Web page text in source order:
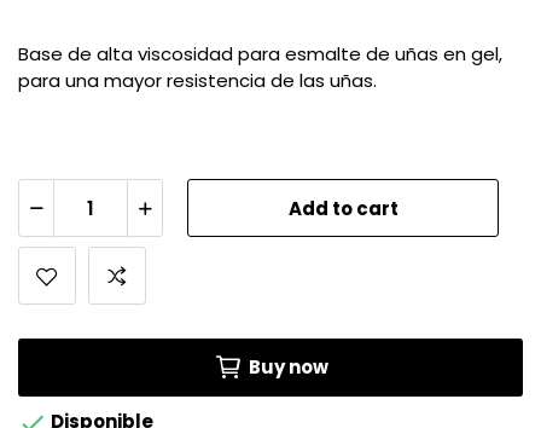
Base de alta viscosidad para esmalte de uñas en gel,
para una mayor resistencia de las uñas.
Add to cart
Buy now
Disponible